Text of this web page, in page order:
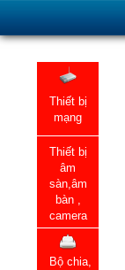
Thiết bị
mạng
Thiết bị
âm
sàn,âm
bàn ,
camera
Bộ chia,